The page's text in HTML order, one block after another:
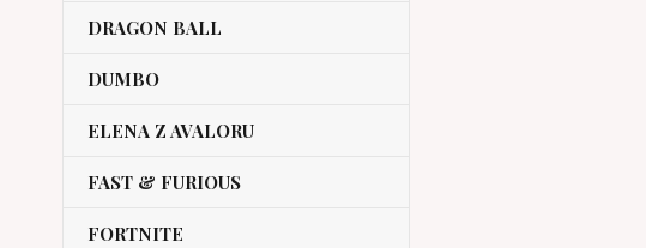
DRAGON BALL
DUMBO
ELENA Z AVALORU
FAST & FURIOUS
FORTNITE